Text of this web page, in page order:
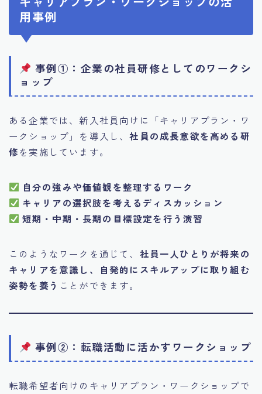
用事例
事例①：企業の社員研修としてのワークシ
ョップ
ある企業では、新入社員向けに「キャリアプラン・ワ
ークショップ」を導入し、社員の成長意欲を高める研
修を実施しています。
自分の強みや価値観を整理するワーク
キャリアの選択肢を考えるディスカッション
短期・中期・長期の目標設定を行う演習
このようなワークを通じて、 社員一人ひとりが将来の
キャリアを意識し、自発的にスキルアップに取り組む
姿勢を養う ことができます。
事例②：転職活動に活かすワークショップ
転職希望者向けのキャリアプラン・ワークショップで